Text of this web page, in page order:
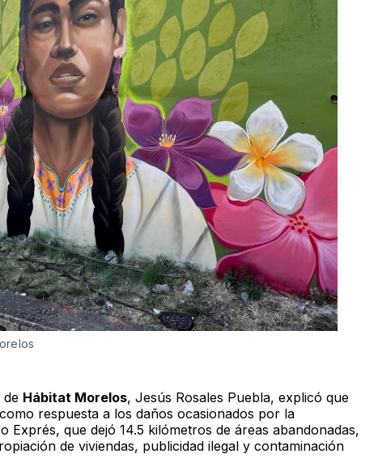
de Hábitat Morelos, Jesús Rosales Puebla, explicó que
respuesta a los daños ocasionados por la
Exprés, que dejó 14.5 kilómetros de áreas abandonadas,
de viviendas, publicidad ilegal y contaminación